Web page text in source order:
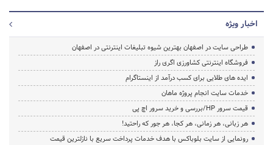
اخبار ویژه
طراحی سایت در اصفهان بهترین شیوه تبلیغات اینترنتی در اصفهان
فروشگاه اینترنتی کشاورزی اگری راز
ایده های طلایی برای کسب درآمد از اینستاگرام
خدمات سایت انجام پروژه ماهان
قیمت سرور HP/بررسی و خرید سرور اچ پی
هر زبانی، هر زمانی، هر کجا، هر جور که راحتید!
رونمایی از سایت بلوباکس با هدف خدمات پرداخت سریع با نازلترین قیمت